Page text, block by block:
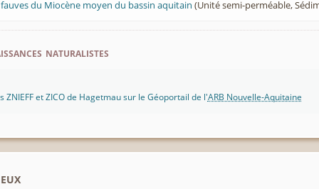
du Miocène moyen du bassin aquitain (Unité semi-perméable,
naturalistes
ZNIEFF et ZICO de Hagetmau sur le Géoportail de l'ARB Nouvelle-Aquitaine